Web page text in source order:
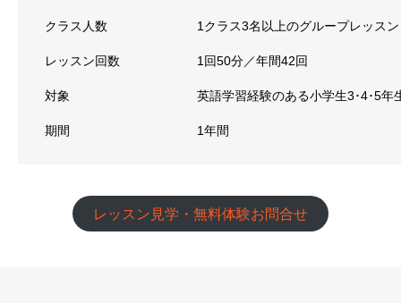
クラス人数 1クラス3名以上のグループレッスン
レッスン回数 1回50分／年間42回
対象 英語学習経験のある小学生3･4･5年
期間 1年間
レッスン見学・無料体験お問合せ